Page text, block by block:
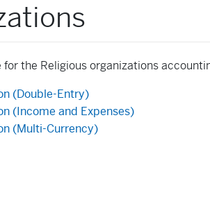
the Religious organizations
(Double-Entry)
(Income and Expenses)
(Multi-Currency)